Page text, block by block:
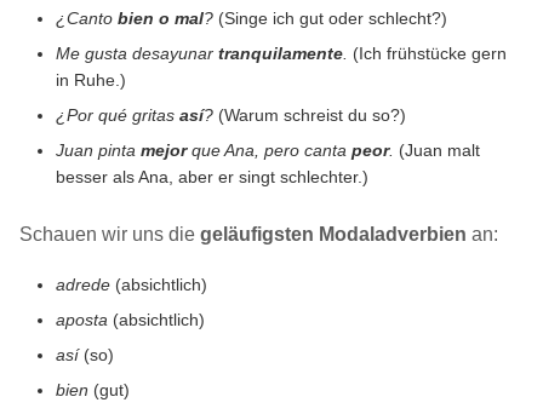
¿Canto bien o mal? (Singe ich gut oder schlecht?)
Me gusta desayunar tranquilamente. (Ich frühstücke gern
in Ruhe.)
¿Por qué gritas así? (Warum schreist du so?)
Juan pinta mejorque Ana, pero canta peor. (Juan malt
besser als Ana, aber er singt schlechter.)
Schauen wir uns die geläufigsten Modaladverbien an:
adrede (absichtlich)
aposta (absichtlich)
así(so)
bien (gut)